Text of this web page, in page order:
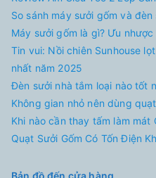
So sánh máy sưởi gốm và đèn
Máy sưởi gốm là gì? Ưu
Tin vui: Nồi chiên Sunhouse
nhất năm 2025
Đèn sưởi nhà tắm loại nào tốt
Không gian nhỏ nên dùng
Khi nào cần thay tấm làm
Quạt Sưởi Gốm Có Tốn Điện
Bản đồ đến cửa hàng